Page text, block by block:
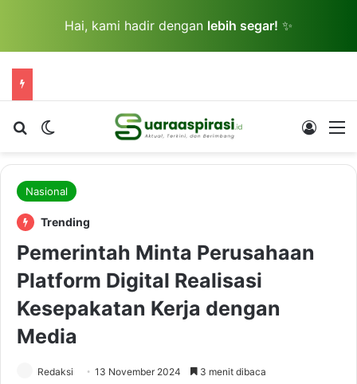
Hai, kami hadir dengan lebih segar! ✨
Cari berita...Switch skin Log In
Nasional
Trending
Pemerintah Minta Perusahaan
Platform Digital Realisasi
Kesepakatan Kerja dengan
Media
Redaksi 13 November 2024 3 menit dibaca